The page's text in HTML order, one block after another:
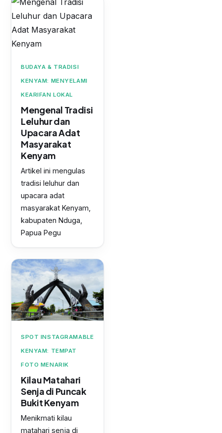
BUDAYA & TRADISI
KENYAM: MENYELAMI
KEARIFAN LOKAL
Mengenal Tradisi
Leluhur dan
Upacara Adat
Masyarakat
Kenyam
Artikel ini mengulas
tradisi leluhur dan
upacara adat
masyarakat Kenyam,
kabupaten Nduga,
Papua Pegu
SPOT INSTAGRAMABLE
KENYAM: TEMPAT
FOTO MENARIK
Kilau Matahari
Senja di Puncak
Bukit Kenyam
Menikmati kilau
matahari senja di